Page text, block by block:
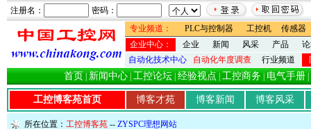
注册名：
密码：
专业频道：
PLC与控制器 工控机
传感器
企业中心：
企业 新闻 风采 产品
自动化技术中心
自动化年度调查 行业频道
首页 新闻中心 工控论坛 经验视点 工控商务 电气手册
工控博客苑首页 博客才苑 博客新闻 博客风采
所在位置： 工控博客苑 -- ZYSPC理想网站